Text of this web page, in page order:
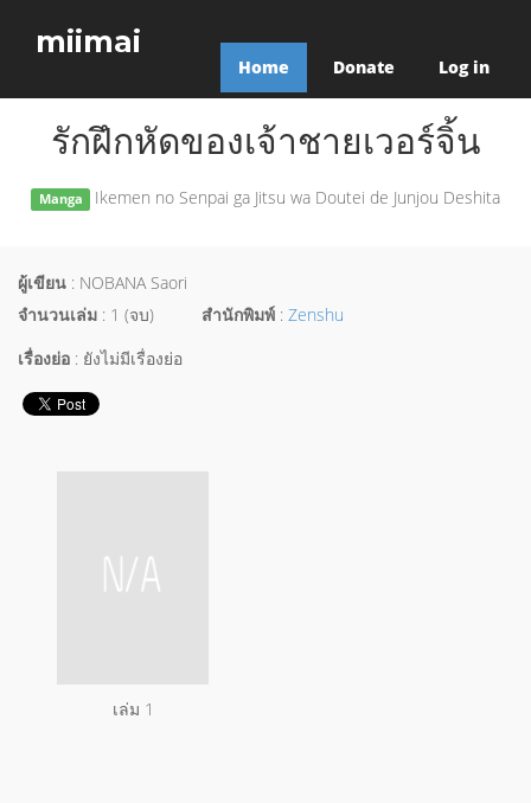
miimai
Home Donate Log in
รักฝึกหัดของเจ้าชายเวอร์จิ้น
Manga Ikemen no Senpai ga Jitsu wa Doutei de Junjou Deshita
ผู้เขียน : NOBANA Saori
จำนวนเล่ม : 1 (จบ) สำนักพิมพ์ : Zenshu
เรื่องย่อ : ยังไม่มีเรื่องย่อ
เล่ม 1